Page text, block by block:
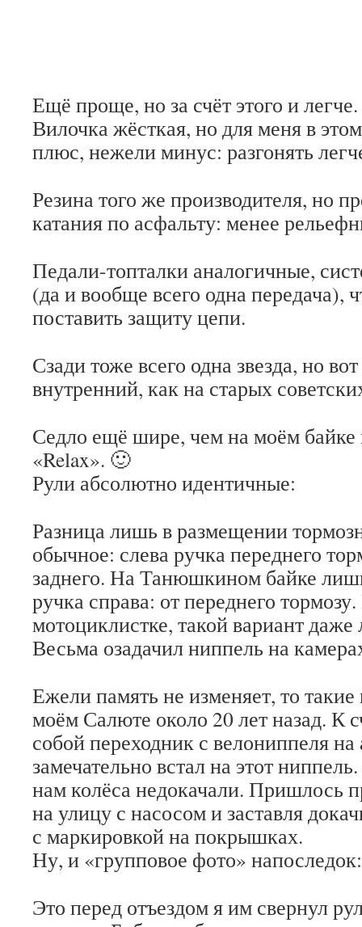
Ещё проще, но за счёт этого и легче.
Вилочка жёсткая, но для меня в
плюс, нежели минус: разгонять
Резина того же производителя, но
катания по асфальту: менее
Педали-топталки аналогичные,
(да и вообще всего одна передача),
поставить защиту цепи.
Сзади тоже всего одна звезда, но
внутренний, как на старых
Седло ещё шире, чем на моём байке
«Relax». 🙂
Рули абсолютно идентичные:
Разница лишь в размещении
обычное: слева ручка переднего
заднего. На Танюшкином байке
ручка справа: от переднего
мотоциклистке, такой вариант
Весьма озадачил ниппель на
Ежели память не изменяет, то
моём Салюте около 20 лет назад. К
собой переходник с велониппеля на
замечательно встал на этот
нам колёса недокачали. Пришлось
на улицу с насосом и заставля
с маркировкой на покрышках.
Ну, и «групповое фото» напоследок:
Это перед отъездом я им свернул